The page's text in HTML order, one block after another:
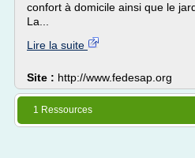
confort à domicile ainsi que le
La...
Lire la suite
Site : http://www.fedesap.org
1 Ressources